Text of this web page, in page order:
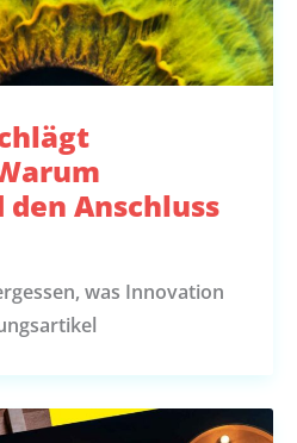
Anschluss
was Innovation